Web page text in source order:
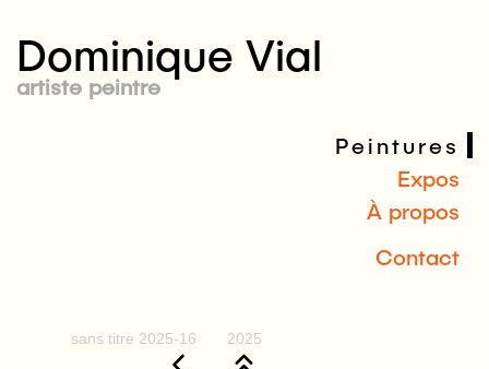
Dominique Vial
artiste peintre
Peintures
Expos
À propos
Contact
sans titre 2025-16 2025